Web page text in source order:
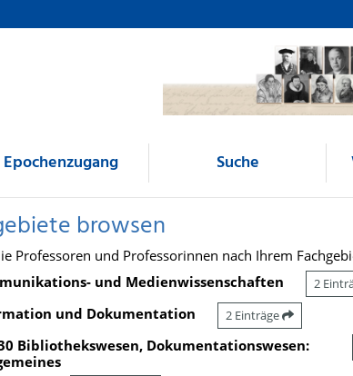
Epochenzugang Suche
browsen
Professoren und Professorinnen nach Ihrem
und Medienwissenschaften
2
und Dokumentation 2 Einträge
Bibliothekswesen, Dokumentationswesen: